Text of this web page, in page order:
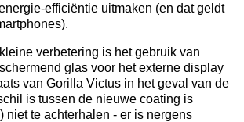
efficiëntie uitmaken (en dat geldt
verbetering is het gebruik van
glas voor het externe display
van Gorilla Victus in het geval van de
is tussen de nieuwe coating is
niet te achterhalen - er is nergens